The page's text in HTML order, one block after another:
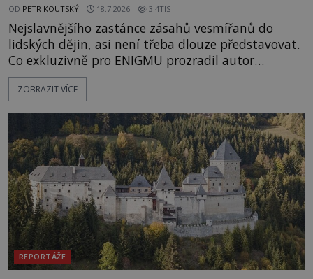
OD PETR KOUTSKÝ 18.7.2026 3.4TIS
Nejslavnějšího zastánce zásahů vesmířanů do
lidských dějin, asi není třeba dlouze představovat.
Co exkluzivně pro ENIGMU prozradil autor
Vzpomínek na budoucnost, švýcarský badatel
Erich von Däniken? Orbitální stanice Viking 1
je umělá družice od povrchu Marsu vzdálena asi
1873 kilometrů, nachá
ZOBRAZIT VÍCE
REPORTÁŽE